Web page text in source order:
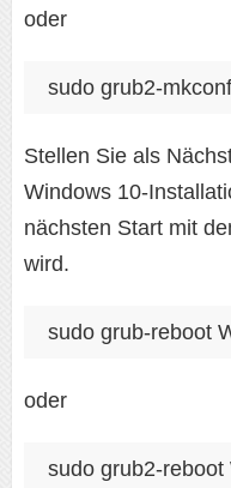
oder
sudo grub2-
Stellen Sie als
Windows 10-
nächsten Start mit
wird.
sudo grub-reboot
oder
sudo grub2-